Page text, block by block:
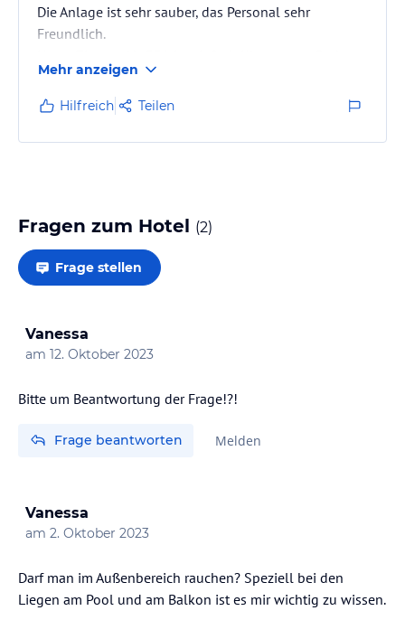
Die Anlage ist sehr sauber, das Personal sehr
Freundlich.
Schlaf und Wohnbereich bis zum Balkon mit
Whirlpool.
Das Angebotene Essen vom Frühstück bis zum
Abendessen war auch sehr gut.
Mehr anzeigen
Hilfreich Teilen
Fragen zum Hotel (2)
Frage stellen
Vanessa
am 12. Oktober 2023
Bitte um Beantwortung der Frage!?!
Frage beantworten Melden
Vanessa
am 2. Oktober 2023
Darf man im Außenbereich rauchen? Speziell bei den
Liegen am Pool und am Balkon ist es mir wichtig zu wissen.